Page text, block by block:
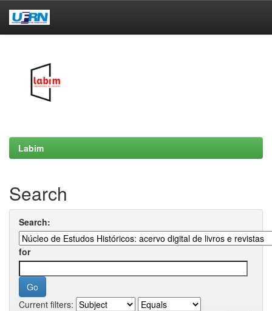
Labim
Search
Search:
for
Current filters: